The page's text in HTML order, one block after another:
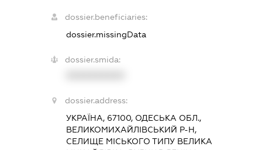
dossier.beneficiaries:
dossier.missingData
dossier.smida:
dossier.address:
УКРАЇНА, 67100, ОДЕСЬКА ОБЛ.,
ВЕЛИКОМИХАЙЛІВСЬКИЙ Р-Н,
СЕЛИЩЕ МІСЬКОГО ТИПУ ВЕЛИКА